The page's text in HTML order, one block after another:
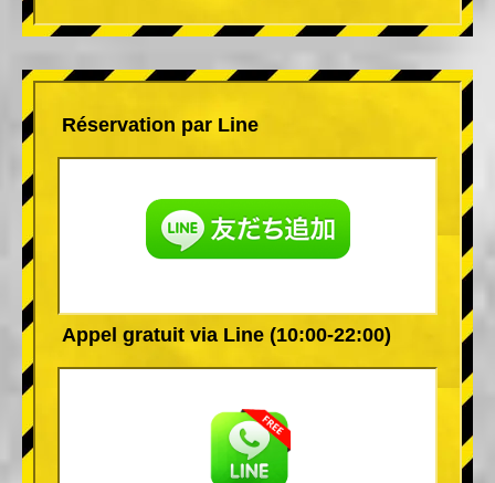
Réservation par Line
Appel gratuit via Line (10:00-22:00)